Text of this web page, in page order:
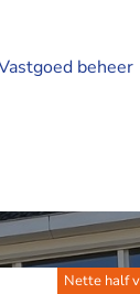
beheer
Nette half